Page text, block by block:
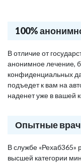
100%
В отличие от
анонимное лечение,
конфиденциальных
подъедет к вам на
наденет уже в вашей
Опытные
В службе «Рехаб365»
высшей категории